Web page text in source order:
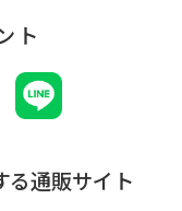
ト
る通販サイト